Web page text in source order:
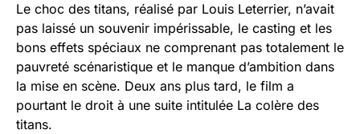
Le choc des titans, réalisé par Louis Leterrier, n’avait
pas laissé un souvenir impérissable, le casting et les
bons effets spéciaux ne comprenant pas totalement le
pauvreté scénaristique et le manque d’ambition dans
la mise en scène. Deux ans plus tard, le film a
pourtant le droit à une suite intitulée La colère des
titans.